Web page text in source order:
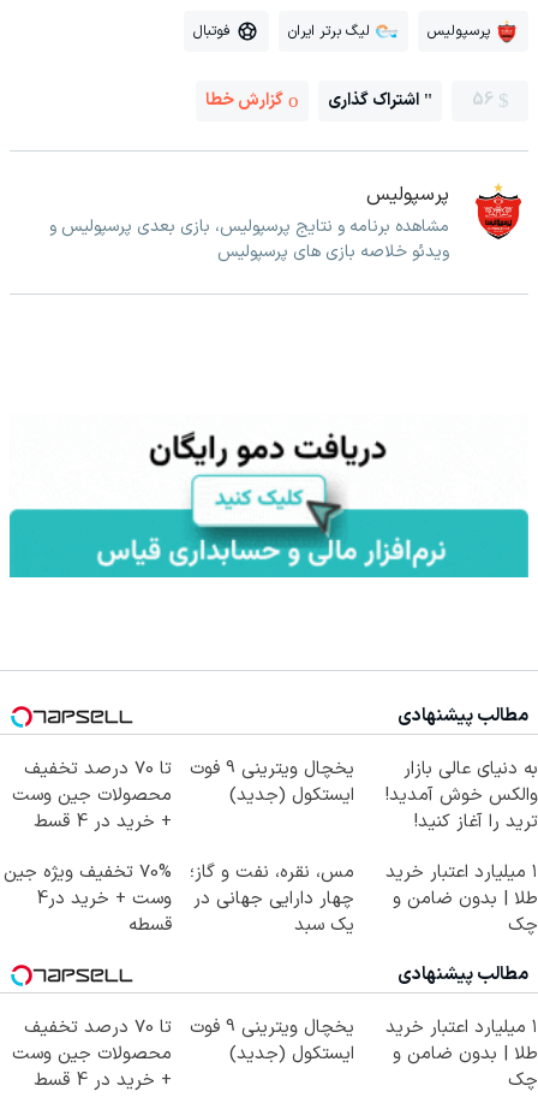
پرسپولیس لیگ برتر ایران فوتبال
56 اشتراک گذاری گزارش خطا
پرسپولیس
مشاهده برنامه و نتایج پرسپولیس، بازی بعدی پرسپولیس و
ویدئو خلاصه بازی های پرسپولیس
مطالب پیشنهادی
به دنیای عالی بازار
والکس خوش آمدید!
ترید را آغاز کنید!
یخچال ویترینی 9 فوت
ایستکول (جدید)
تا 70 درصد تخفیف
محصولات جین وست
+ خرید در 4 قسط
۱ میلیارد اعتبار خرید
طلا | بدون ضامن و
چک
مس، نقره، نفت و گاز؛
چهار دارایی جهانی در
یک سبد
70% تخفیف ویژه جین
وست + خرید در4
قسطه
مطالب پیشنهادی
۱ میلیارد اعتبار خرید
طلا | بدون ضامن و
چک
یخچال ویترینی 9 فوت
ایستکول (جدید)
تا 70 درصد تخفیف
محصولات جین وست
+ خرید در 4 قسط